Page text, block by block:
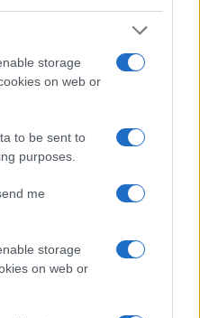
storage
on web or
to be sent to
purposes.
me
storage
on web or